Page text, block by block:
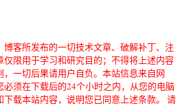
客所发布的一切技术文章、破解补丁、注
限用于学习和研究目的；不得将上述内容
一切后果请用户自负。本站信息来自网
须在下载后的24个小时之内，从您的电脑
载本站内容，说明您已同意上述条款。 请